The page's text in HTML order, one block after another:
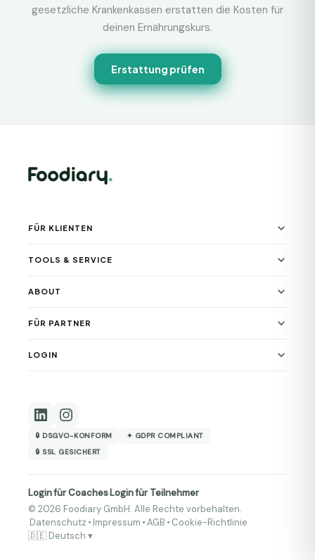
gesetzliche Krankenkassen erstatten die Kosten für
deinen Ernährungskurs.
Erstattung prüfen
FÜR KLIENTEN
TOOLS & SERVICE
ABOUT
FÜR PARTNER
LOGIN
🔒 DSGVO-KONFORM
✦ GDPR COMPLIANT
🔒 SSL GESICHERT
Login für Coaches·Login für Teilnehmer
© 2026 Foodiary GmbH. Alle Rechte vorbehalten.
Datenschutz • Impressum •AGB • Cookie-Richtlinie
🇩🇪 Deutsch ▾